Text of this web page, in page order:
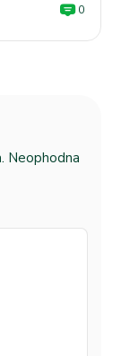
0
Neophodna